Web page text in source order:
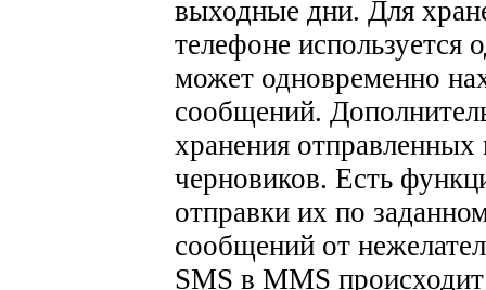
выходные дни. Для
телефоне используется
может одновременно
сообщений.
хранения
черновиков. Есть
отправки их по
сообщений от
SMS в MMS